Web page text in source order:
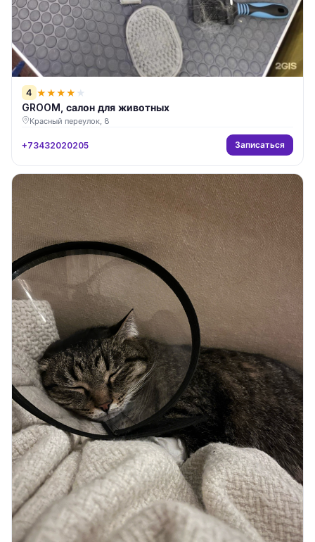
4 ★★★★ ★
GROOM, салон для животных
Красный переулок, 8
+73432020205 Записаться